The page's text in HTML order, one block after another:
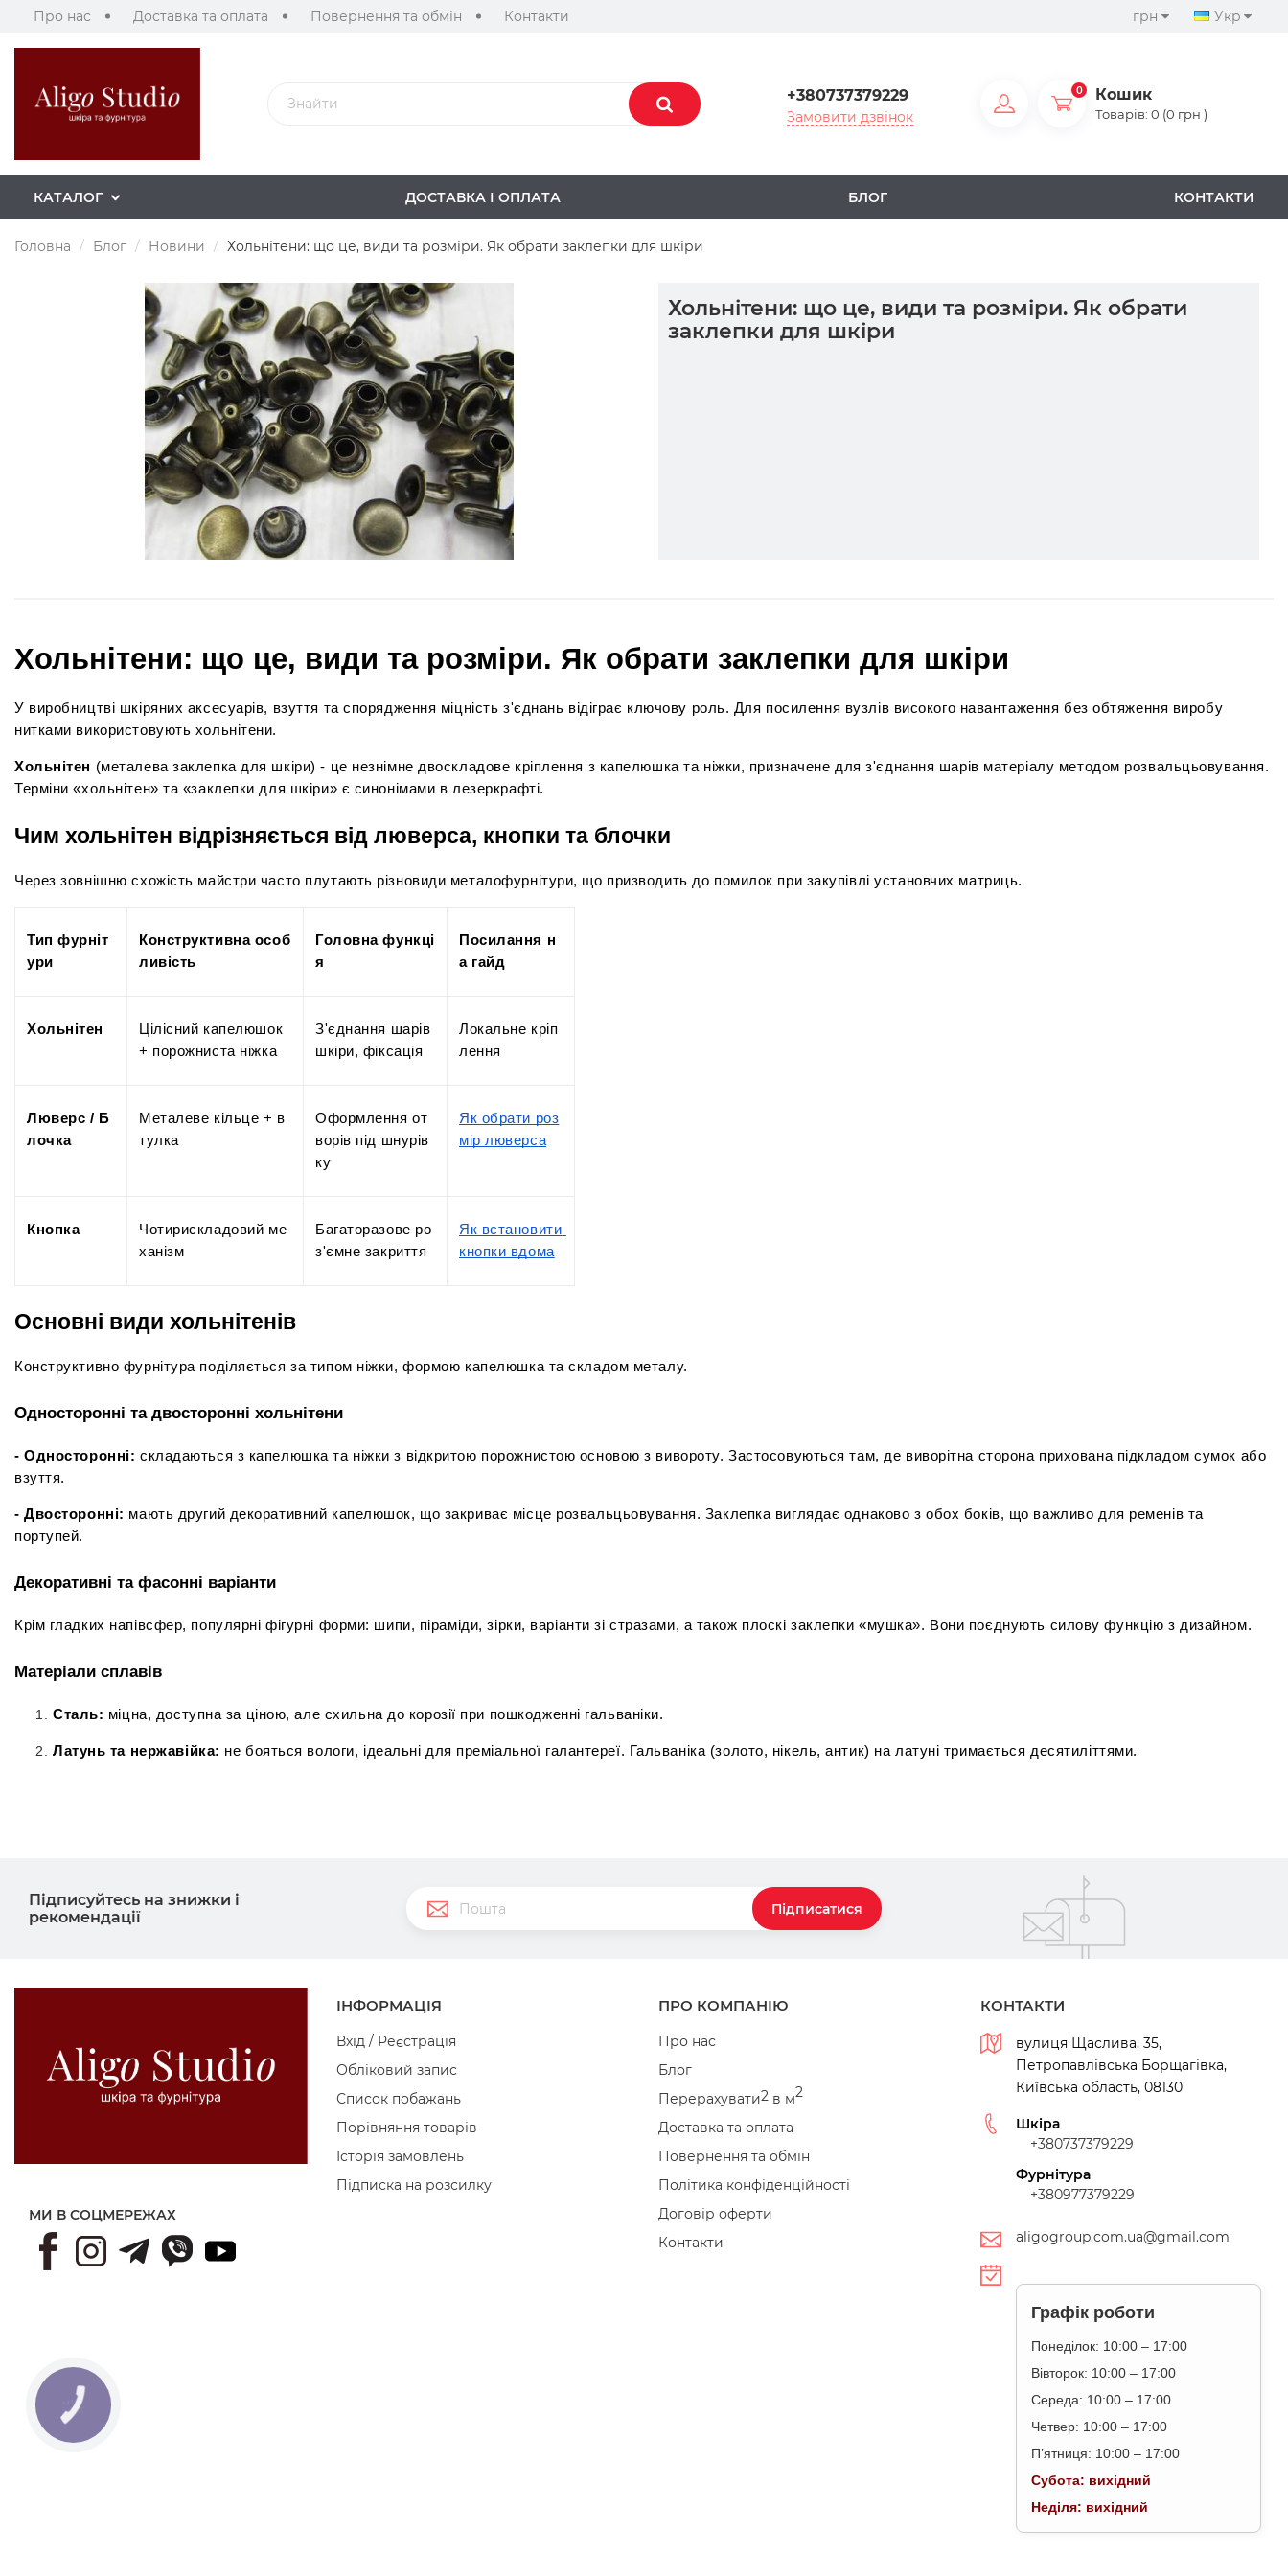
Про нас Доставка та оплата Повернення та обмін Контакти грн Укр
+380737379229
Замовити дзвінок
0 Кошик
Товарів: 0 (0 грн )
КАТАЛОГ ДОСТАВКА І ОПЛАТА БЛОГ КОНТАКТИ
Головна Блог Новини Хольнітени: що це, види та розміри. Як обрати заклепки для шкіри
Хольнітени: що це, види та розміри. Як обрати
заклепки для шкіри
Хольнітени: що це, види та розміри. Як обрати заклепки для шкіри
У виробництві шкіряних аксесуарів, взуття та спорядження міцність з'єднань відіграє ключову роль. Для посилення вузлів високого навантаження без обтяження виробу
нитками використовують хольнітени.
Хольнітен (металева заклепка для шкіри) - це незнімне двоскладове кріплення з капелюшка та ніжки, призначене для з'єднання шарів матеріалу методом розвальцьовування.
Терміни «хольнітен» та «заклепки для шкіри» є синонімами в лезеркрафті.
Чим хольнітен відрізняється від люверса, кнопки та блочки
Через зовнішню схожість майстри часто плутають різновиди металофурнітури, що призводить до помилок при закупівлі установчих матриць.
Тип фурніт
ури
Конструктивна особ
ливість
Головна функці
я
Посилання н
а гайд
Хольнітен
Цілісний капелюшок
+ порожниста ніжка
З'єднання шарів
шкіри, фіксація
Локальне кріп
лення
Люверс / Б
лочка
Металеве кільце + в
тулка
Оформлення от
ворів під шнурів
ку
Як обрати роз
мір люверса
Кнопка
Чотирискладовий ме
ханізм
Багаторазове ро
з'ємне закриття
Як встановити
кнопки вдома
Основні види хольнітенів
Конструктивно фурнітура поділяється за типом ніжки, формою капелюшка та складом металу.
Односторонні та двосторонні хольнітени
- Односторонні: складаються з капелюшка та ніжки з відкритою порожнистою основою з вивороту. Застосовуються там, де виворітна сторона прихована підкладом сумок або
взуття.
- Двосторонні: мають другий декоративний капелюшок, що закриває місце розвальцьовування. Заклепка виглядає однаково з обох боків, що важливо для ременів та
портупей.
Декоративні та фасонні варіанти
Крім гладких напівсфер, популярні фігурні форми: шипи, піраміди, зірки, варіанти зі стразами, а також плоскі заклепки «мушка». Вони поєднують силову функцію з дизайном.
Матеріали сплавів
Сталь: міцна, доступна за ціною, але схильна до корозії при пошкодженні гальваніки.
Латунь та нержавійка: не бояться вологи, ідеальні для преміальної галантереї. Гальваніка (золото, нікель, антик) на латуні тримається десятиліттями.
Підписуйтесь на знижки і
рекомендації
Підписатися
МИ В СОЦМЕРЕЖАХ
ІНФОРМАЦІЯ
Вхід / Реєстрація
Обліковий запис
Список побажань
Порівняння товарів
Історія замовлень
Підписка на розсилку
ПРО КОМПАНІЮ
Про нас
Блог
Перерахувати2 в м2
Доставка та оплата
Повернення та обмін
Політика конфіденційності
Договір оферти
Контакти
КОНТАКТИ
вулиця Щаслива, 35,
Петропавлівська Борщагівка,
Київська область, 08130
Шкіра
+380737379229
Фурнітура
+380977379229
aligogroup.com.ua@gmail.com
Графік роботи
Понеділок: 10:00 – 17:00
Вівторок: 10:00 – 17:00
Середа: 10:00 – 17:00
Четвер: 10:00 – 17:00
П’ятниця: 10:00 – 17:00
Субота: вихідний
Неділя: вихідний
КНОПКА
ЗВ'ЯЗКУ